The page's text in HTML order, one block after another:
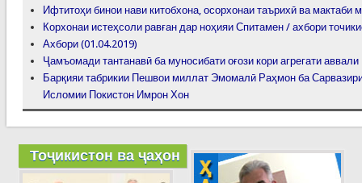
Ифтитоҳи бинои нави китобхона, осорхонаи таърихӣ ва мактаби
Корхонаи истеҳсоли равған дар ноҳияи Спитамен / ахбори
Ахбори (01.04.2019)
Ҷамъомади тантанавӣ ба муносибати оғози кори агрегати аввали
Барқияи табрикии Пешвои миллат Эмомалӣ Раҳмон ба
Исломии Покистон Имрон Хон
Тоҷикистон ва ҷаҳон